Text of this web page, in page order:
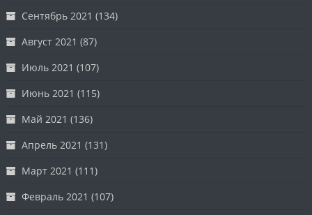
Сентябрь 2021 (134)
Август 2021 (87)
Июль 2021 (107)
Июнь 2021 (115)
Май 2021 (136)
Апрель 2021 (131)
Март 2021 (111)
Февраль 2021 (107)